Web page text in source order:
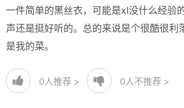
一件简单的黑丝衣，可能是xl没什么经验
声还是挺好听的。总的来说是个很酷很利
是我的菜。
0人推荐 > 0人不推荐 >